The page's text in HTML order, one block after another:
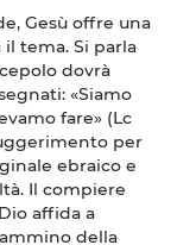
Gesù offre una
tema. Si parla
dovrà
«Siamo
fare» (Lc
per
ebraico e
Il compiere
affida a
della